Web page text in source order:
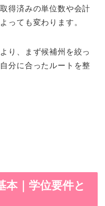
得済みの単位数や会計
っても変わります。
り、まず候補州を絞っ
分に合ったルートを整
本｜学位要件と